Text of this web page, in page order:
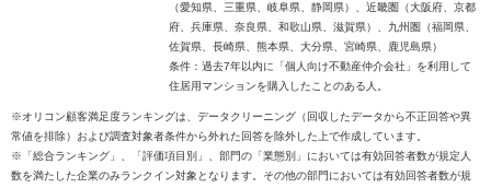
（愛知県、三重県、岐阜県、静岡県）、近畿圏（大阪府、京都
府、兵庫県、奈良県、和歌山県、滋賀県）、九州圏（福岡県、
佐賀県、長崎県、熊本県、大分県、宮崎県、鹿児島県）
条件：過去7年以内に「個人向け不動産仲介会社」を利用して
住居用マンションを購入したことのある人。
※オリコン顧客満足度ランキングは、データクリーニング（回収したデータから不正回答や異
常値を排除）および調査対象者条件から外れた回答を除外した上で作成しています。
※「総合ランキング」、「評価項目別」、部門の「業態別」においては有効回答者数が規定人
数を満たした企業のみランクイン対象となります。その他の部門においては有効回答者数が規